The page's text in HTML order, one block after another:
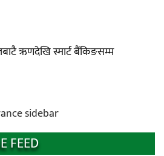
ऋणदेखि स्मार्ट बैंकिङसम्म
FEED